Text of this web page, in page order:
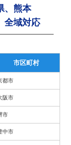
、熊本
全域対応
市区町村
都市
阪市
市
中市